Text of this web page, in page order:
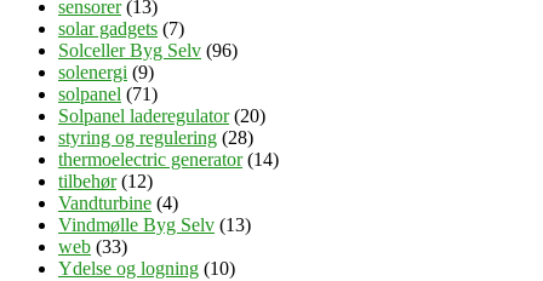
sensorer(13)
solar gadgets (7)
Solceller Byg Selv (96)
solenergi (9)
solpanel (71)
Solpanel laderegulator(20)
styring og regulering (28)
thermoelectric generator(14)
tilbehør(12)
Vandturbine (4)
Vindmølle Byg Selv (13)
web (33)
Ydelse og logning (10)